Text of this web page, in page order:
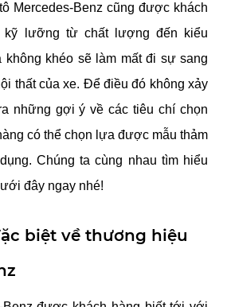
Mercedes-Benz cũng được khách
kỹ lưỡng từ chất lượng đến kiểu
khéo sẽ làm mất đi sự sang
thất của xe. Để điều đó không xảy
những gợi ý về các tiêu chí chọn
có thể chọn lựa được mẫu thảm
Chúng ta cùng nhau tìm hiểu
đây ngay nhé!
biệt về thương hiệu